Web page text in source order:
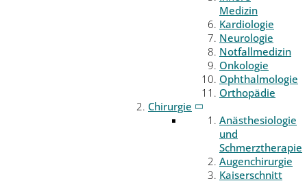
Medizin
Kardiologie
Neurologie
Notfallmedizin
Onkologie
Ophthalmologie
Orthopädie
Chirurgie
Anästhesiologie
und
Schmerztherapie
Augenchirurgie
Kaiserschnitt